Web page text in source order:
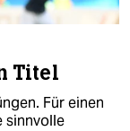
Titel
Für einen
sinnvolle